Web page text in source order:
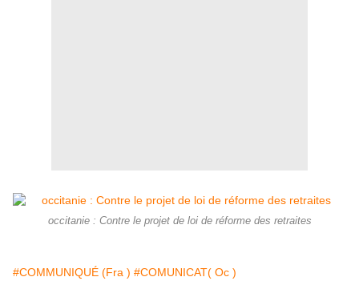
occitanie : Contre le projet de loi de réforme des retraites
#COMMUNIQUÉ (Fra ) #COMUNICAT( Oc )